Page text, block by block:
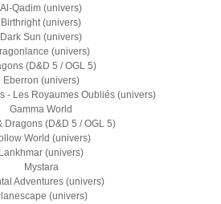
Al-Qadim (univers)
Birthright (univers)
Dark Sun (univers)
(univers)
(D&D 5 / OGL 5)
Eberron (univers)
- Les Royaumes Oubliés (univers)
Gamma World
Dragons (D&D 5 / OGL 5)
World (univers)
Lankhmar (univers)
Mystara
Adventures (univers)
(univers)